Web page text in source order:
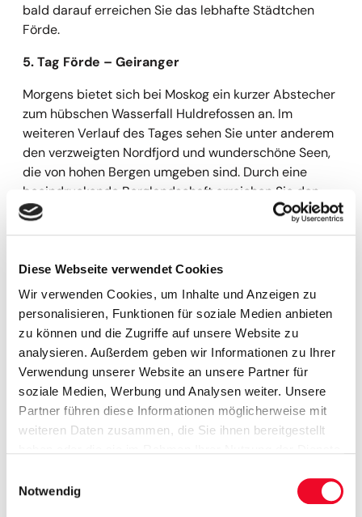
Diese Webseite verwendet Cookies
Wir verwenden Cookies, um Inhalte und Anzeigen zu
personalisieren, Funktionen für soziale Medien anbieten
zu können und die Zugriffe auf unsere Website zu
analysieren. Außerdem geben wir Informationen zu Ihrer
Verwendung unserer Website an unsere Partner für
soziale Medien, Werbung und Analysen weiter. Unsere
Partner führen diese Informationen möglicherweise mit
weiteren Daten zusammen, die Sie ihnen bereitgestellt
Notwendig
bald darauf erreichen Sie das lebhafte Städtchen
Förde.
5. Tag Förde – Geiranger
Morgens bietet sich bei Moskog ein kurzer Abstecher
zum hübschen Wasserfall Huldrefossen an. Im
weiteren Verlauf des Tages sehen Sie unter anderem
den verzweigten Nordfjord und wunderschöne Seen,
die von hohen Bergen umgeben sind. Durch eine
beeindruckende Berglandschaft erreichen Sie den
berühmten Geirangerfjord.
Dombas – Peer Gynt Vegen
Von der Adlerstraße haben Sie einen wunderbaren
Ausblick auf den Geirangerfjord, dann geht es nach
einer kurzen Fährpassage weiter gen Norden durch
grandiose Landschaften. Von Andalsnes, der
„Alpenstadt am Fjord“, geht es mit der Raumabahn
weiter. Die 114 km lange Strecke zählt zu den
schönsten Eisenbahnstrecken Norwegens und führt
durch die wildromantische Natur des Romsdalens. Es
1000 m senkrecht aufragt. Ein beliebtes Fotomotiv ist
auch der Ausblick von der hohen Kylling-Brücke auf